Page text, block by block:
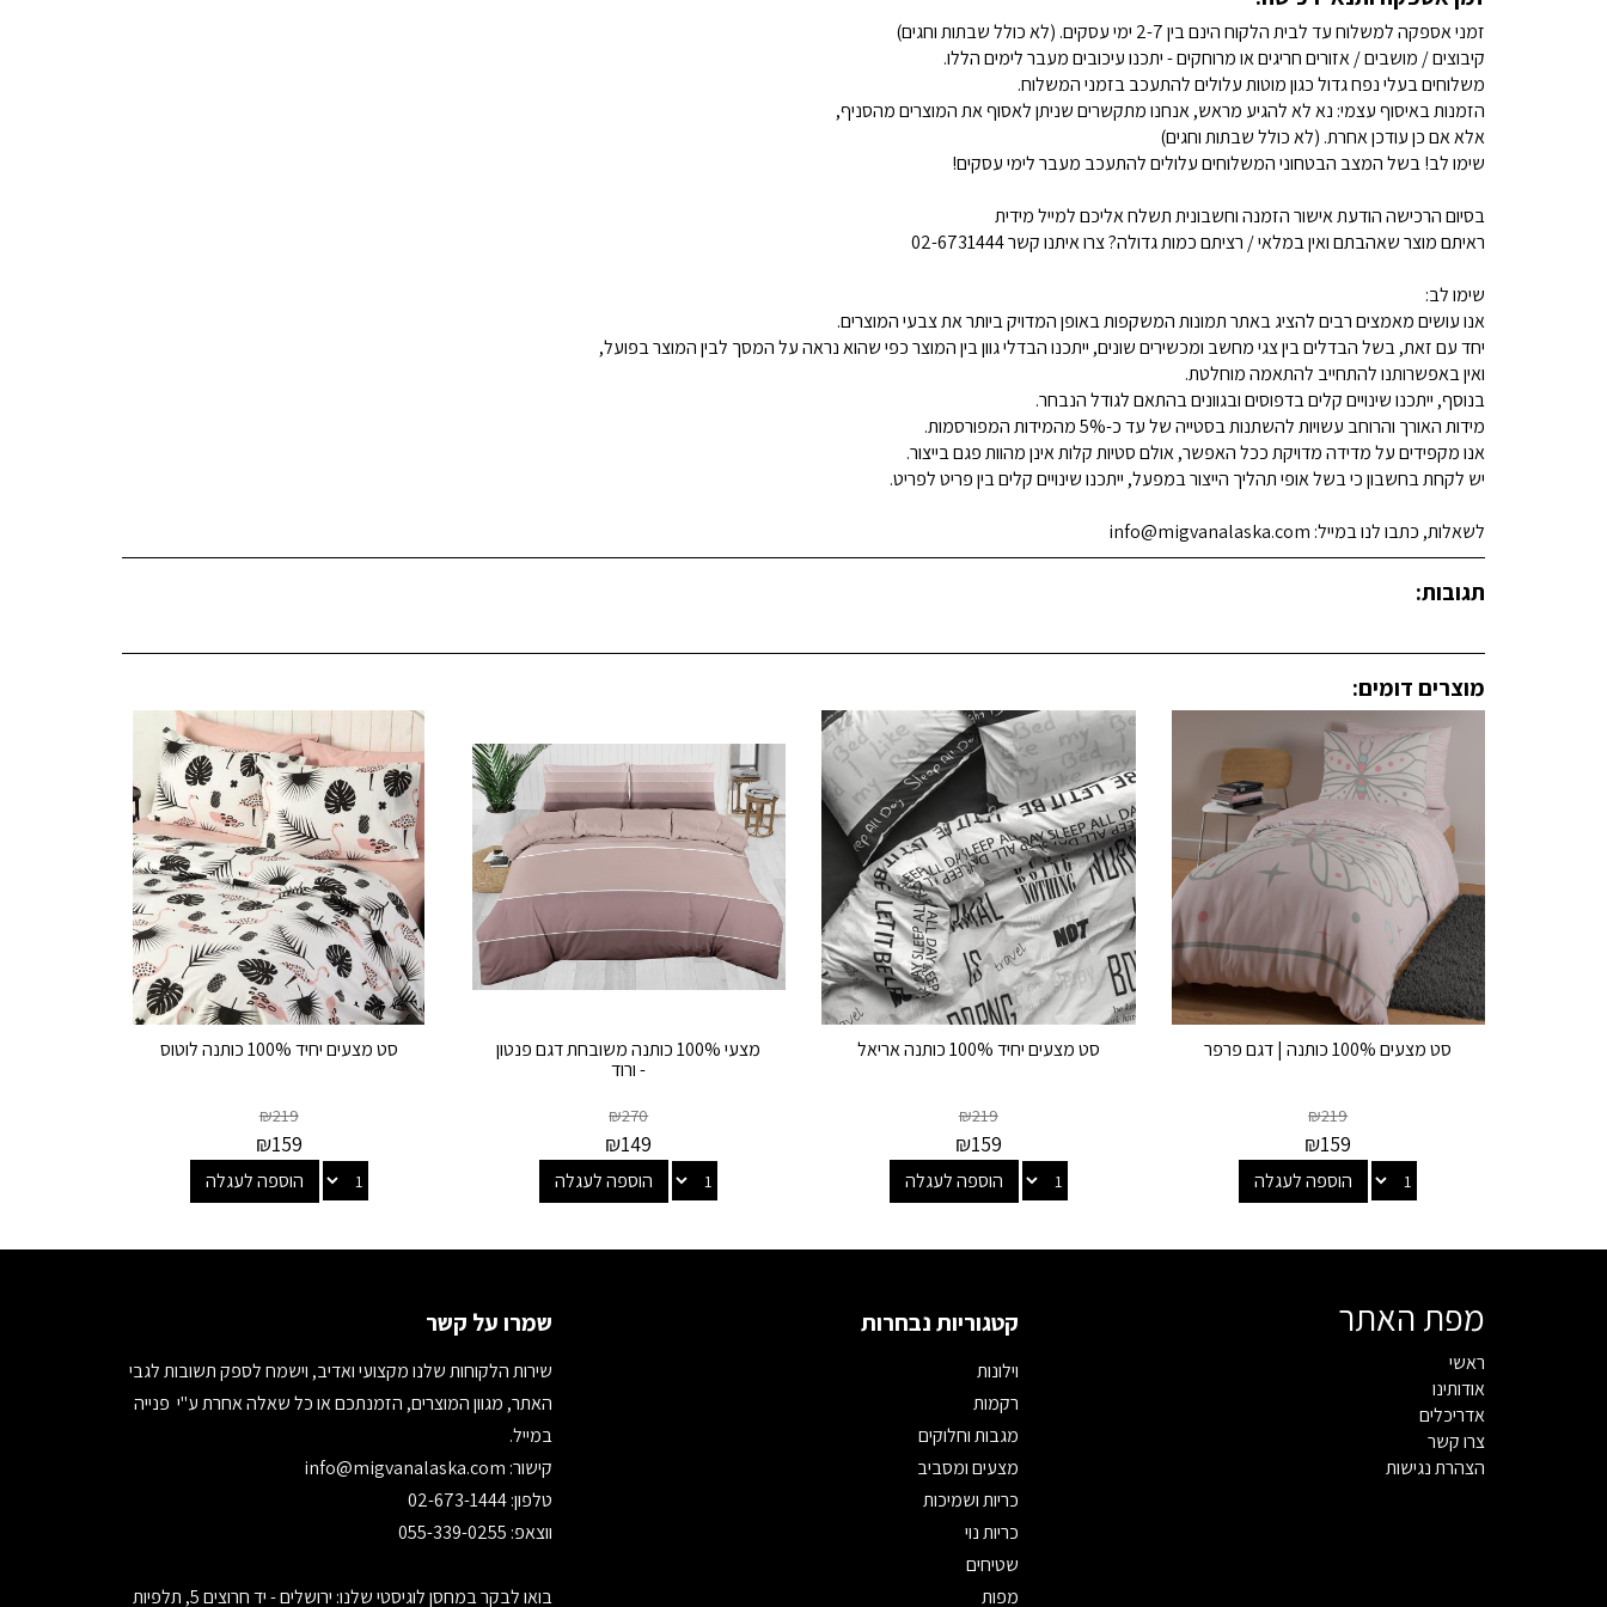
זמני אספקה למשלוח עד לבית הלקוח הינם בין 2-7 ימי עסקים. (לא כולל שבתות וחגים)
קיבוצים / מושבים / אזורים חריגים או מרוחקים - יתכנו עיכובים מעבר לימים הללו.
משלוחים בעלי נפח גדול כגון מוטות עלולים להתעכב בזמני המשלוח.
הזמנות באיסוף עצמי: נא לא להגיע מראש, אנחנו מתקשרים שניתן לאסוף את המוצרים מהסניף,
אלא אם כן עודכן אחרת. (לא כולל שבתות וחגים)
שימו לב! בשל המצב הבטחוני המשלוחים עלולים להתעכב מעבר לימי עסקים!
בסיום הרכישה הודעת אישור הזמנה וחשבונית תשלח אליכם למייל מידית
ראיתם מוצר שאהבתם ואין במלאי / רציתם כמות גדולה? צרו איתנו קשר 02-6731444
שימו לב:
אנו עושים מאמצים רבים להציג באתר תמונות המשקפות באופן המדויק ביותר את צבעי המוצרים.
יחד עם זאת, בשל הבדלים בין צגי מחשב ומכשירים שונים, ייתכנו הבדלי גוון בין המוצר כפי שהוא נראה על המסך לבין המוצר בפועל,
ואין באפשרותנו להתחייב להתאמה מוחלטת.
בנוסף, ייתכנו שינויים קלים בדפוסים ובגוונים בהתאם לגודל הנבחר.
מידות האורך והרוחב עשויות להשתנות בסטייה של עד כ-5% מהמידות המפורסמות.
אנו מקפידים על מדידה מדויקת ככל האפשר, אולם סטיות קלות אינן מהוות פגם בייצור.
יש לקחת בחשבון כי בשל אופי תהליך הייצור במפעל, ייתכנו שינויים קלים בין פריט לפריט.
לשאלות, כתבו לנו במייל: info@migvanalaska.com
תגובות:
מוצרים דומים:
סט מצעים 100% כותנה | דגם פרפר
₪219
₪159
הוספה לעגלה
סט מצעים יחיד 100% כותנה אריאל
₪219
₪159
הוספה לעגלה
מצעי 100% כותנה משובחת דגם פנטון
- ורוד
₪270
₪149
הוספה לעגלה
סט מצעים יחיד 100% כותנה לוטוס
₪219
₪159
הוספה לעגלה
מפת האתר
ראשי
אודותינו
אדריכלים
צרו קשר
הצהרת נגישות
קטגוריות נבחרות
וילונות
רקמות
מגבות וחלוקים
מצעים ומסביב
כריות ושמיכות
כריות נוי
שטיחים
מפות
שמרו על קשר
שירות הלקוחות שלנו מקצועי ואדיב, וישמח לספק תשובות לגבי
האתר, מגוון המוצרים, הזמנתכם או כל שאלה אחרת ע"י פנייה
במייל.
קישור:
טלפון: 02-673-1444
ווצאפ: 055-339-0255
בואו לבקר במחסן לוגיסטי שלנו: ירושלים - יד חרוצים 5, תלפיות